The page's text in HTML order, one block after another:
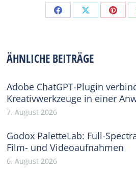
Share Share Share
ÄHNLICHE BEITRÄGE
Adobe ChatGPT-Plugin
Kreativwerkzeuge in einer
7. August 2026
Godox PaletteLab: Full-
Film- und Videoaufnahmen
6. August 2026